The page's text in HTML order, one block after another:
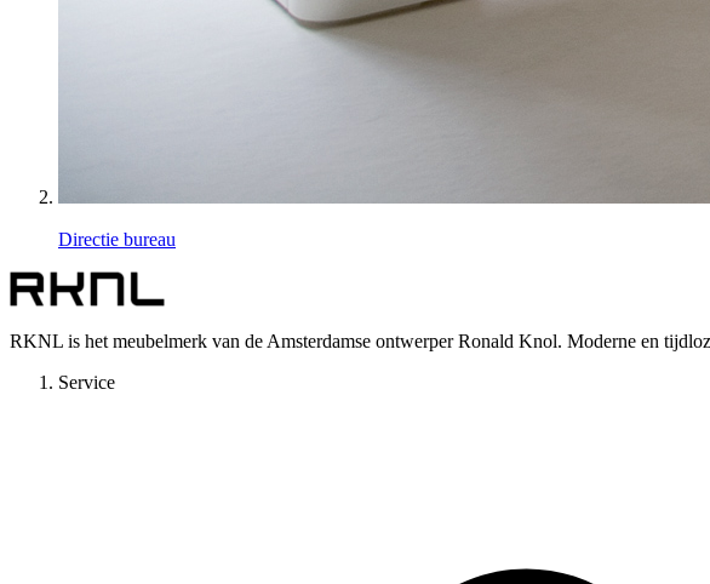
Directie bureau
RKNL is het meubelmerk van de Amsterdamse ontwerper Ronald Knol. Moderne en
Service